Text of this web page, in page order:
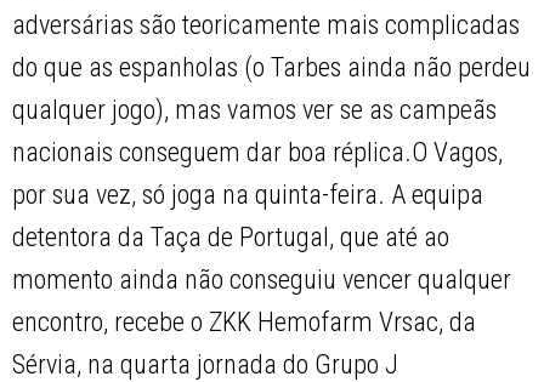
adversárias são teoricamente mais complicadas
do que as espanholas (o Tarbes ainda não perdeu
qualquer jogo), mas vamos ver se as campeãs
nacionais conseguem dar boa réplica.O Vagos,
por sua vez, só joga na quinta-feira. A equipa
detentora da Taça de Portugal, que até ao
momento ainda não conseguiu vencer qualquer
encontro, recebe o ZKK Hemofarm Vrsac, da
Sérvia, na quarta jornada do Grupo J